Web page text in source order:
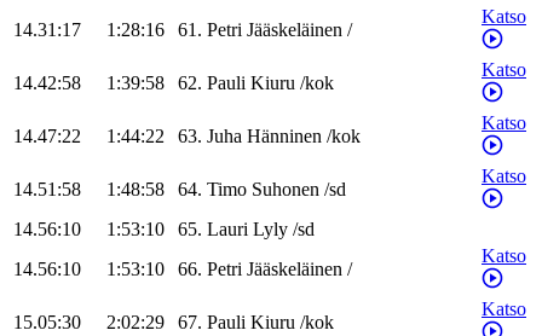
14.31:17 1:28:16 61. Petri Jääskeläinen /
Katso
14.42:58 1:39:58 62. Pauli Kiuru /kok
Katso
14.47:22 1:44:22 63. Juha Hänninen /kok
Katso
14.51:58 1:48:58 64. Timo Suhonen /sd
Katso
14.56:10 1:53:10 65. Lauri Lyly /sd
14.56:10
1:53:10 66. Petri Jääskeläinen /
Katso
15.05:30 2:02:29 67. Pauli Kiuru /kok
Katso